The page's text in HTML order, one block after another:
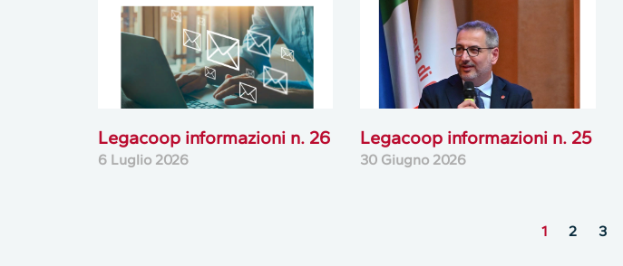
Legacoop informazioni n. 26
6 Luglio 2026
Legacoop informazioni n. 25
30 Giugno 2026
1 2 3